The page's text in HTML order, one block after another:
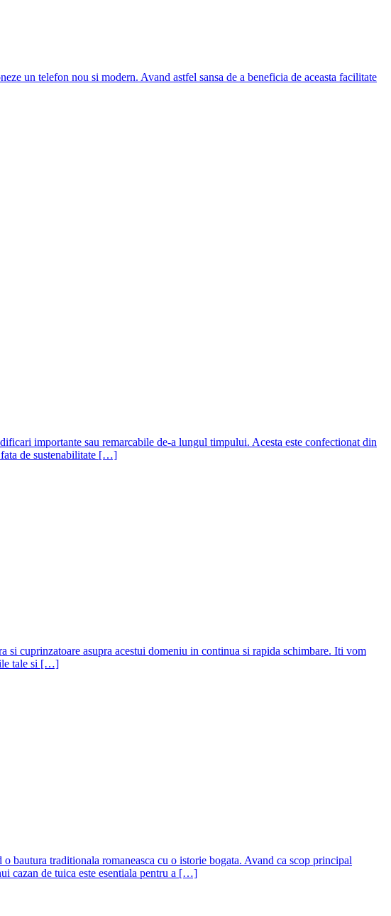
un telefon nou si modern. Avand astfel sansa de a beneficia de aceasta facilitate
importante sau remarcabile de-a lungul timpului. Acesta este confectionat din
fata de sustenabilitate […]
cuprinzatoare asupra acestui domeniu in continua si rapida schimbare. Iti vom
tale si […]
bautura traditionala romaneasca cu o istorie bogata. Avand ca scop principal
cazan de tuica este esentiala pentru a […]